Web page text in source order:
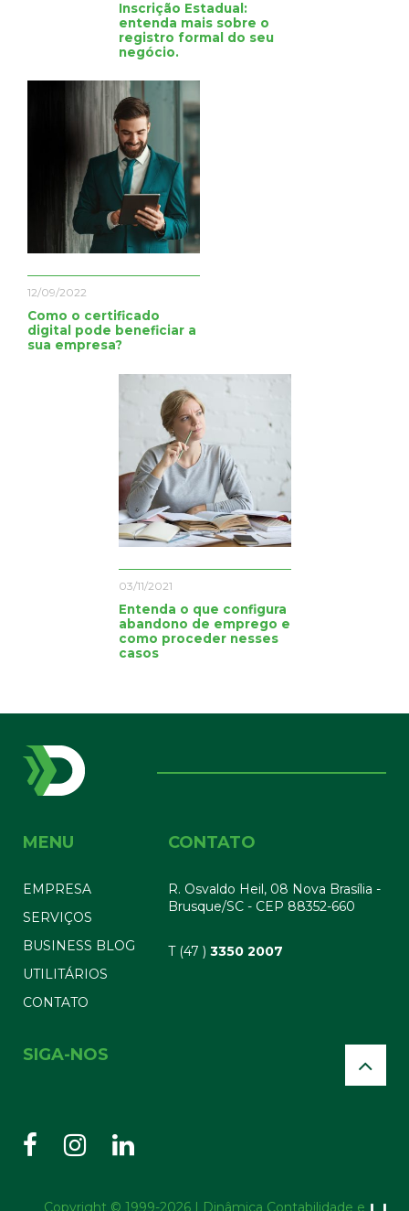
Inscrição Estadual:
entenda mais sobre o
registro formal do seu
negócio.
12/09/2022
Como o certificado
digital pode beneficiar a
sua empresa?
03/11/2021
Entenda o que configura
abandono de emprego e
como proceder nesses
casos
MENU
EMPRESA
SERVIÇOS
BUSINESS BLOG
UTILITÁRIOS
CONTATO
CONTATO
R. Osvaldo Heil, 08 Nova Brasília -
Brusque/SC - CEP 88352-660
T (47 )3350 2007
SIGA-NOS
Copyright © 1999-2026 | Dinâmica Contabilidade e